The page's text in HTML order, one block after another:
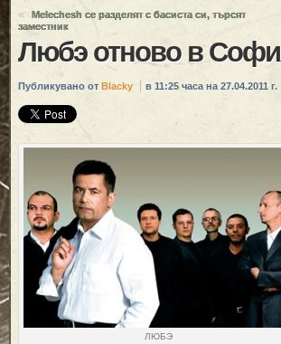
«
Melechesh се разделят с басиста си, търсят
заместник
Любэ отново в
Публикувано от Blacky в 11:25 часа на 27.04.2011 г.
ЛЮБЭ